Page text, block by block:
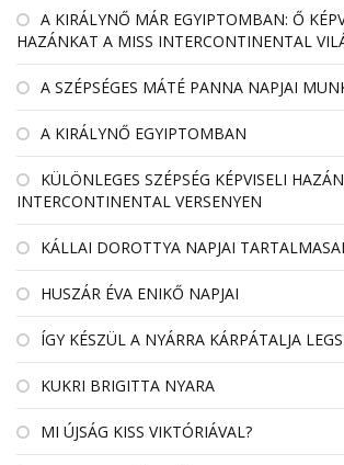
A KIRÁLYNŐ MÁR EGYIPTOMBAN: Ő
HAZÁNKAT A MISS INTERCONTINENTAL
A SZÉPSÉGES MÁTÉ PANNA NAPJAI
A KIRÁLYNŐ EGYIPTOMBAN
KÜLÖNLEGES SZÉPSÉG KÉPVISELI
INTERCONTINENTAL VERSENYEN
KÁLLAI DOROTTYA NAPJAI
HUSZÁR ÉVA ENIKŐ NAPJAI
ÍGY KÉSZÜL A NYÁRRA KÁRPÁTALJA
KUKRI BRIGITTA NYARA
MI ÚJSÁG KISS VIKTÓRIÁVAL?